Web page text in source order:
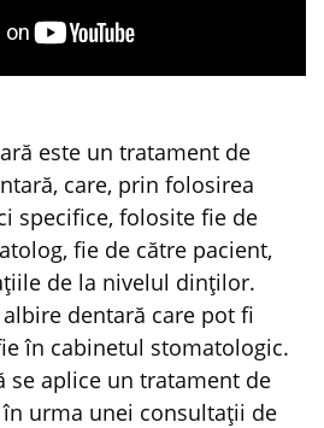
este un tratament de
care, prin folosirea
specifice, folosite fie de
fie de către pacient,
de la nivelul dinţilor.
dentară care pot fi
în cabinetul stomatologic.
se aplice un tratament de
urma unei consultaţii de